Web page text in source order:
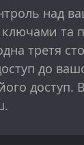
над
та
третя
до
доступ.